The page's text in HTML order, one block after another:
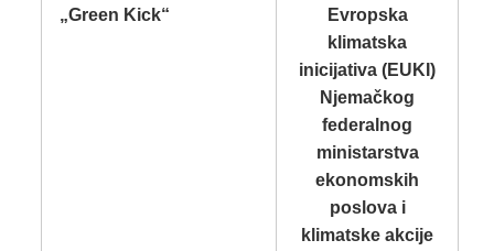
„Green Kick“
Evropska
klimatska
inicijativa (EUKI)
Njemačkog
federalnog
ministarstva
ekonomskih
poslova i
klimatske akcije